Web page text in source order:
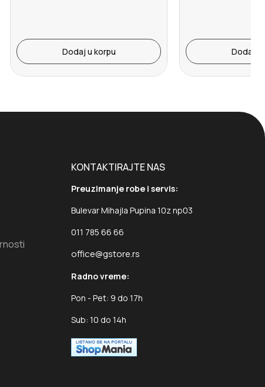
Dodaj u korpu Dodaj u
KONTAKTIRAJTE NAS
Preuzimanje robe i servis:
Bulevar Mihajla Pupina 10z np03
011 785 66 66
office@gstore.rs
Radno vreme:
Pon - Pet: 9 do 17h
Sub: 10 do 14h